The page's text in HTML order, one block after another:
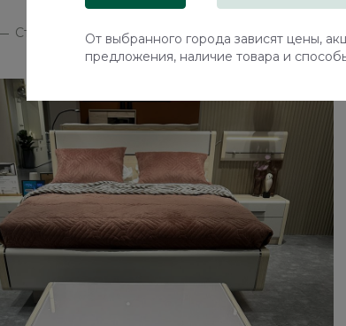
Стол журнальный Эсте / Este
От выбранного города зависят цены,
предложения, наличие товара и